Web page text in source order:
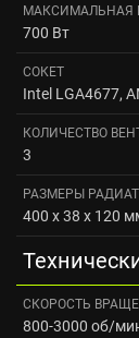
МАКСИМАЛЬНАЯ
700 Вт
СОКЕТ
Intel LGA4677,
КОЛИЧЕСТВО
3
РАЗМЕРЫ
400 x 38 x 120
СКОРОСТЬ
800-3000 об/